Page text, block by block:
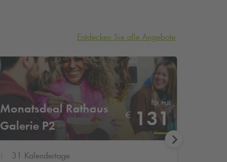
Entdecken Sie alle Angebote
Monatsdeal Rathaus
Galerie P2
für nur
€ 131
31 Kalendertage